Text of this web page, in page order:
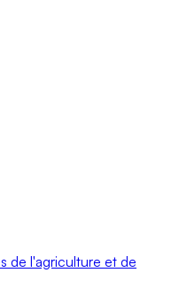
de l'agriculture et de